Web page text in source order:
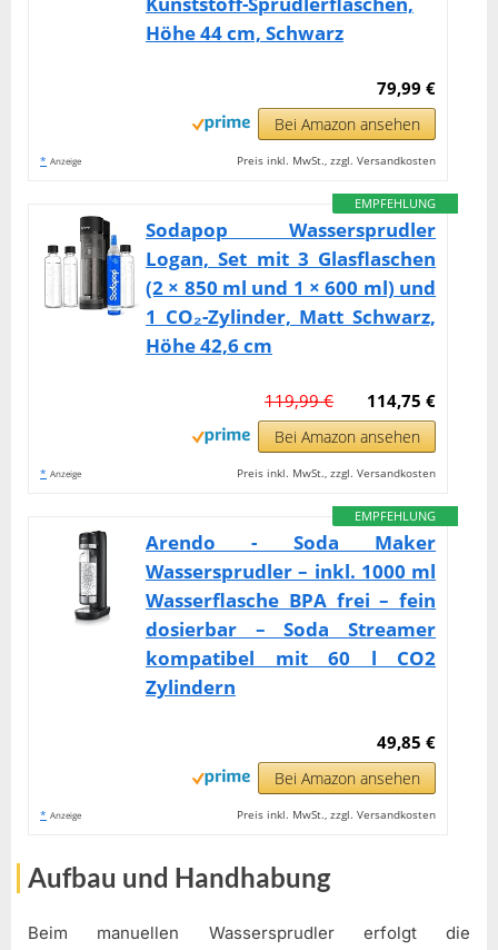
Höhe 44 cm, Schwarz
79,99 €
Bei Amazon ansehen
* Anzeige Preis inkl. MwSt., zzgl. Versandkosten
EMPFEHLUNG
Sodapop Wassersprudler
Logan, Set mit 3 Glasflaschen
(2 × 850 ml und 1 × 600 ml) und
1 CO₂-Zylinder, Matt Schwarz,
Höhe 42,6 cm
114,75 €
119,99 €
Bei Amazon ansehen
* Anzeige Preis inkl. MwSt., zzgl. Versandkosten
EMPFEHLUNG
Arendo - Soda Maker
Wassersprudler – inkl. 1000 ml
Wasserflasche BPA frei – fein
dosierbar – Soda Streamer
kompatibel mit 60 l CO2
Zylindern
49,85 €
Bei Amazon ansehen
* Anzeige Preis inkl. MwSt., zzgl. Versandkosten
Aufbau und Handhabung
Beim manuellen Wassersprudler erfolgt die